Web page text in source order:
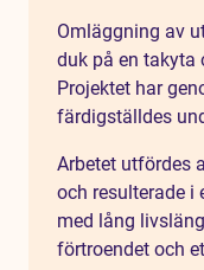
Omläggning av
duk på en takyta
Projektet har
färdigställdes
Arbetet utfördes
och resulterade i
med lång
förtroendet och